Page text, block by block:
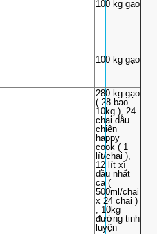
100 kg gạo
100 kg gạo
280 kg gạo
( 28 bao
10kg ), 24
chai dầu
chiên
happy
cook ( 1
lít/chai ),
12 lít xì
dầu nhất
ca (
500ml/chai
x 24 chai )
, 10kg
đường tinh
luyện